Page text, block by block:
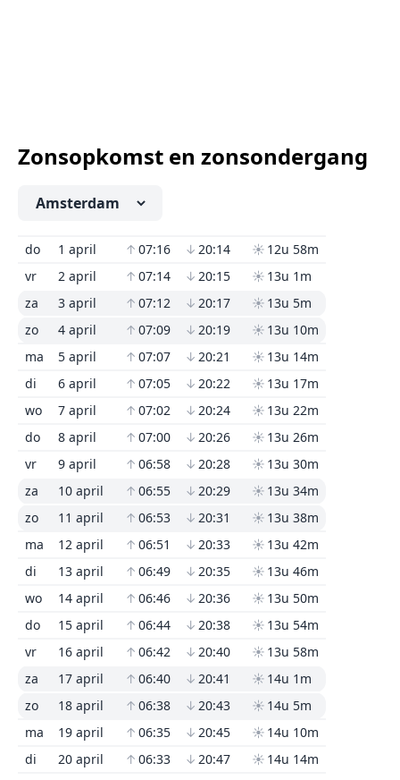
Zonsopkomst en zonsondergang
do 1 april ↑ 07:16 ↓ 20:14 ☀ 12u 58m
vr
2 april ↑ 07:14 ↓ 20:15 ☀ 13u 1m
za
3 april ↑ 07:12 ↓ 20:17 ☀ 13u 5m
zo
4 april ↑ 07:09 ↓ 20:19 ☀ 13u 10m
ma
5 april ↑ 07:07 ↓ 20:21 ☀ 13u 14m
di
6 april ↑ 07:05 ↓ 20:22 ☀ 13u 17m
wo
7 april ↑ 07:02 ↓ 20:24 ☀ 13u 22m
do
8 april ↑ 07:00 ↓ 20:26 ☀ 13u 26m
vr
9 april ↑ 06:58 ↓ 20:28 ☀ 13u 30m
za
10 april ↑ 06:55 ↓ 20:29 ☀ 13u 34m
zo
11 april ↑ 06:53 ↓ 20:31 ☀ 13u 38m
ma
12 april ↑ 06:51 ↓ 20:33 ☀ 13u 42m
di
13 april ↑ 06:49 ↓ 20:35 ☀ 13u 46m
wo
14 april ↑ 06:46 ↓ 20:36 ☀ 13u 50m
do
15 april ↑ 06:44 ↓ 20:38 ☀ 13u 54m
vr
16 april ↑ 06:42 ↓ 20:40 ☀ 13u 58m
za
17 april ↑ 06:40 ↓ 20:41 ☀ 14u 1m
zo
18 april ↑ 06:38 ↓ 20:43 ☀ 14u 5m
ma
19 april ↑ 06:35 ↓ 20:45 ☀ 14u 10m
di
20 april ↑ 06:33 ↓ 20:47 ☀ 14u 14m